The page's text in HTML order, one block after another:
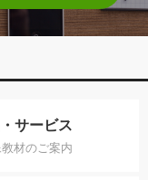
サービス
材のご案内